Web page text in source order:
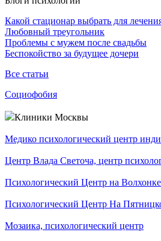
Какой стационар выбрать для
Любовный треугольник
Проблемы с мужем после свадьбы
Беспокойство за будущее дочери
Все статьи
Социофобия
Клиники Москвы
Медико психологический центр
Центр Влада Светоча, центр
Психологический Центр на Волхонке
Психологический Центр На
Мозаика, психологический центр